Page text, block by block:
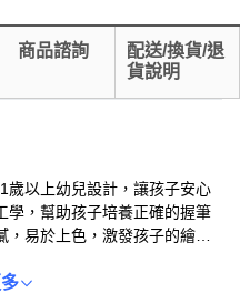
商品諮詢
配送/換貨/退
貨說明
歲以上幼兒設計，讓孩子安心
學，幫助孩子培養正確的握筆
易於上色，激發孩子的繪畫
色彩需求，讓孩子享受快樂的